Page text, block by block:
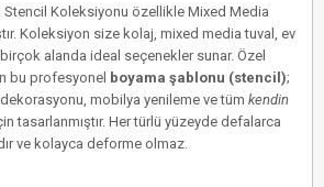
Koleksiyonu özellikle Mixed Media
Koleksiyon size kolaj, mixed media tuval, ev
alanda ideal seçenekler sunar. Özel
bu profesyonel boyama şablonu (stencil);
mobilya yenileme ve tüm kendin
tasarlanmıştır. Her türlü yüzeyde defalarca
ve kolayca deforme olmaz.